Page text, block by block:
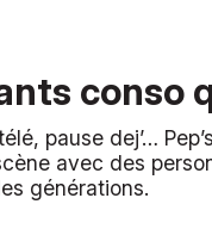
conso
pause dej’…
avec des
générations.